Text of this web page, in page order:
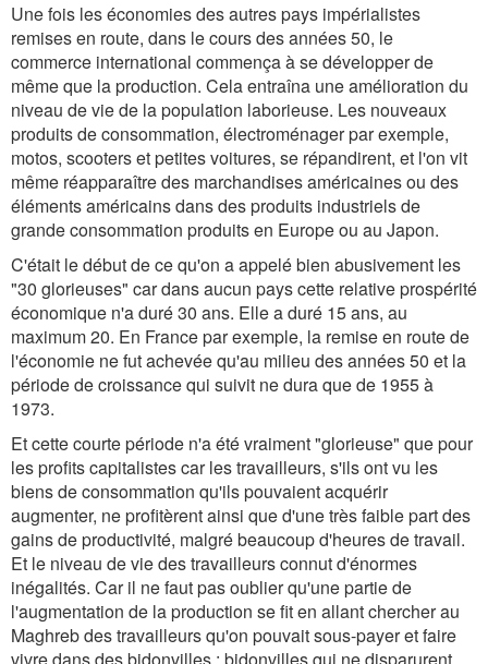
Une fois les économies des autres pays impérialistes
remises en route, dans le cours des années 50, le
commerce international commença à se développer de
même que la production. Cela entraîna une amélioration du
niveau de vie de la population laborieuse. Les nouveaux
produits de consommation, électroménager par exemple,
motos, scooters et petites voitures, se répandirent, et l'on vit
même réapparaître des marchandises américaines ou des
éléments américains dans des produits industriels de
grande consommation produits en Europe ou au Japon.
C'était le début de ce qu'on a appelé bien abusivement les
"30 glorieuses" car dans aucun pays cette relative prospérité
économique n'a duré 30 ans. Elle a duré 15 ans, au
maximum 20. En France par exemple, la remise en route de
l'économie ne fut achevée qu'au milieu des années 50 et la
période de croissance qui suivit ne dura que de 1955 à
1973.
Et cette courte période n'a été vraiment "glorieuse" que pour
les profits capitalistes car les travailleurs, s'ils ont vu les
biens de consommation qu'ils pouvaient acquérir
augmenter, ne profitèrent ainsi que d'une très faible part des
gains de productivité, malgré beaucoup d'heures de travail.
Et le niveau de vie des travailleurs connut d'énormes
inégalités. Car il ne faut pas oublier qu'une partie de
l'augmentation de la production se fit en allant chercher au
Maghreb des travailleurs qu'on pouvait sous-payer et faire